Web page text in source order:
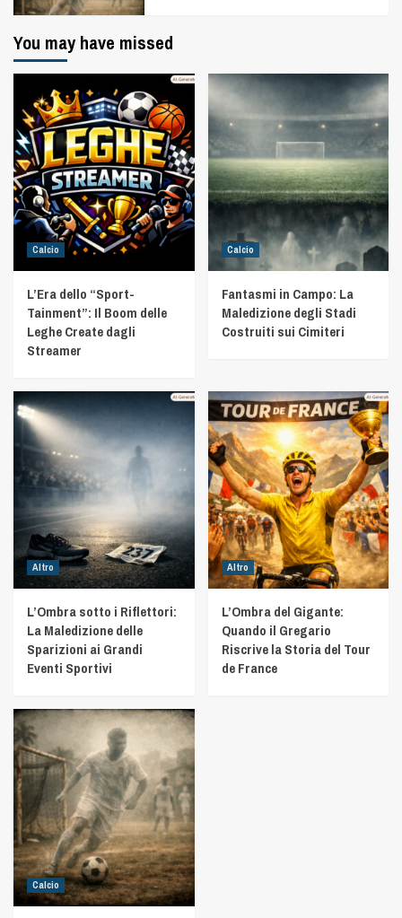
You may have missed
Calcio
L’Era dello “Sport-
Tainment”: Il Boom delle
Leghe Create dagli
Streamer
Calcio
Fantasmi in Campo: La
Maledizione degli Stadi
Costruiti sui Cimiteri
Altro
L’Ombra sotto i Riflettori:
La Maledizione delle
Sparizioni ai Grandi
Eventi Sportivi
Altro
L’Ombra del Gigante:
Quando il Gregario
Riscrive la Storia del Tour
de France
Calcio